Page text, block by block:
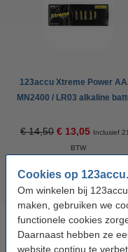
Cookies op
Om winkelen bij
maken, gebruiken we
functionele cookies
Daarnaast hebben ze
website continu te
123accu Xtreme Power
MN2400 / LR03 alkaline
€ 14,50 € 13,05 Inclusief
BTW